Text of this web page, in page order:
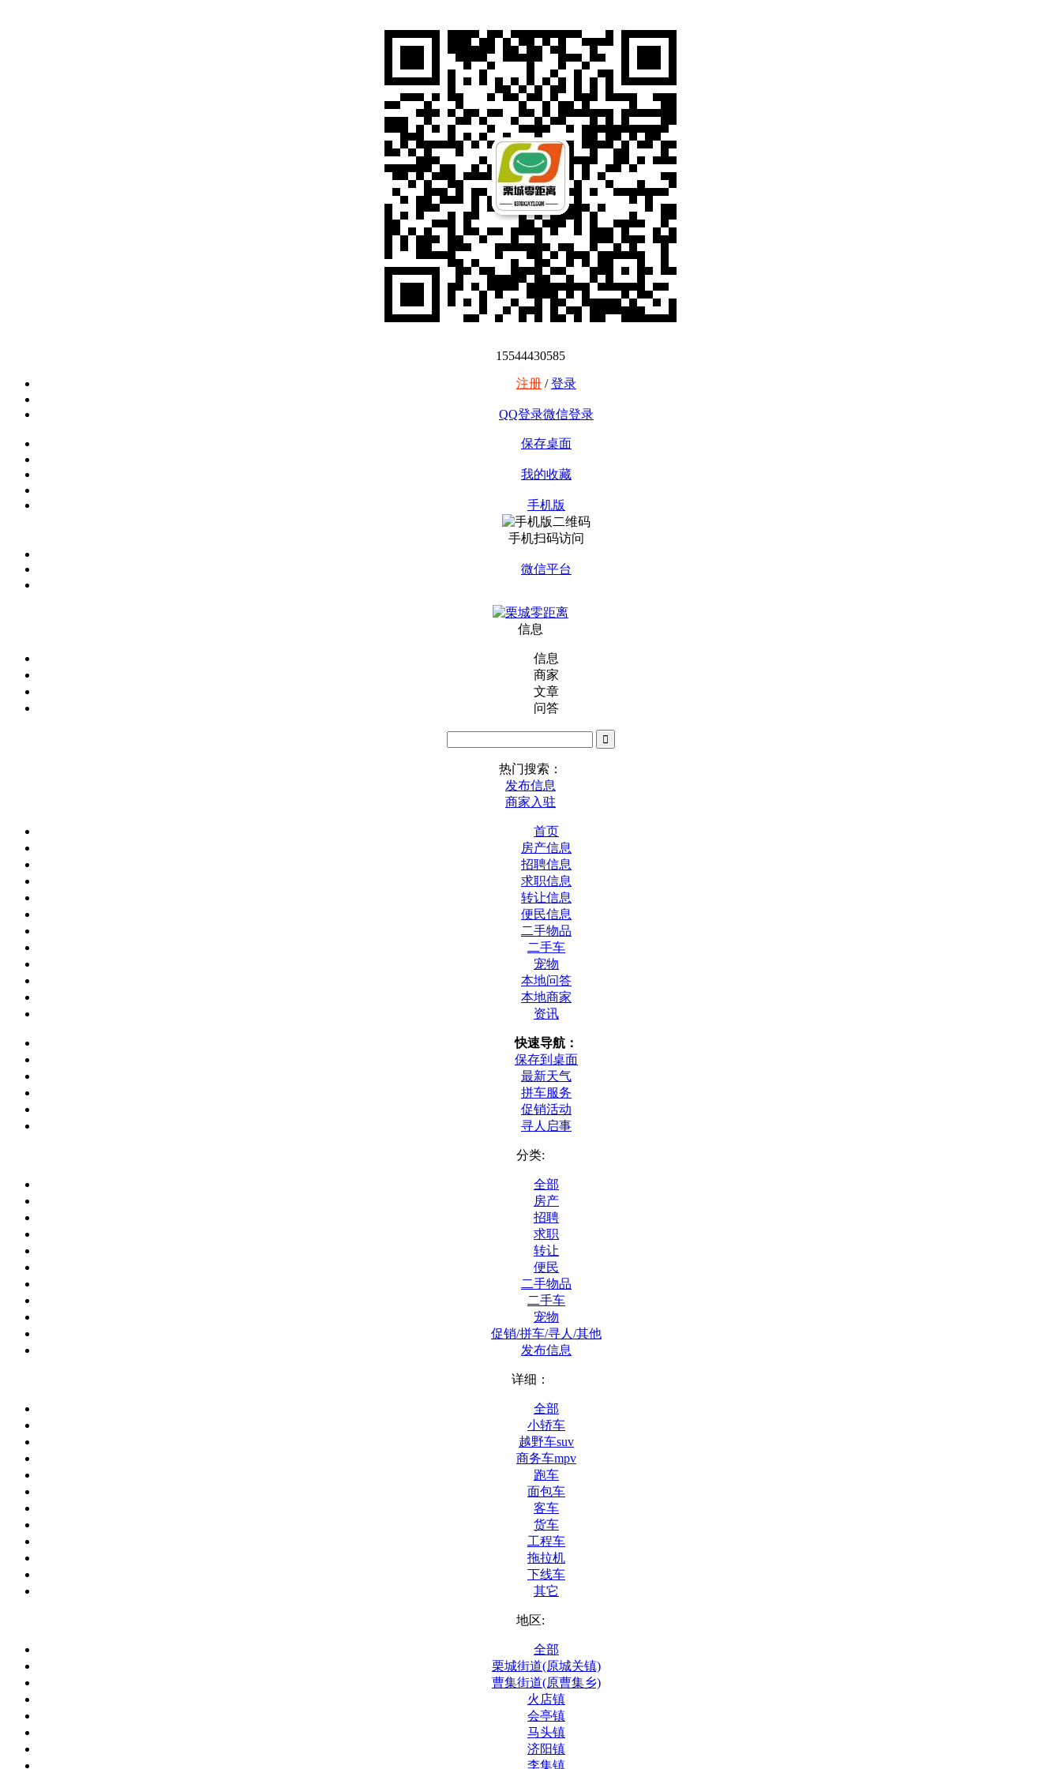
15544430585
注册 /登录
QQ登录微信登录
保存桌面
我的收藏
手机版
手机扫码访问
微信平台
信息
信息
商家
文章
问答
热门搜索：
发布信息
商家入驻
首页
房产信息
招聘信息
求职信息
转让信息
便民信息
二手物品
二手车
宠物
本地问答
本地商家
资讯
快速导航：
保存到桌面
最新天气
拼车服务
促销活动
寻人启事
分类:
全部
房产
招聘
求职
转让
便民
二手物品
二手车
宠物
促销/拼车/寻人/其他
发布信息
详细：
全部
小轿车
越野车suv
商务车mpv
跑车
面包车
客车
货车
工程车
拖拉机
下线车
其它
地区:
全部
栗城街道(原城关镇)
曹集街道(原曹集乡)
火店镇
会亭镇
马头镇
济阳镇
李集镇